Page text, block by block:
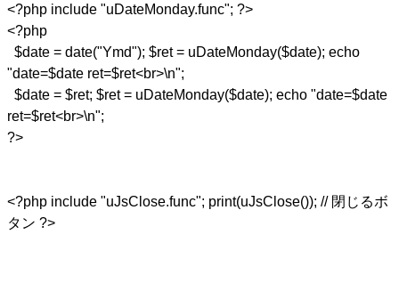
<?php include "uDateMonday.func"; ?>
<?php
$date = date("Ymd"); $ret = uDateMonday($date); echo
"date=$date ret=$ret<br>\n";
$date = $ret; $ret = uDateMonday($date); echo "date=$date
ret=$ret<br>\n";
?>
<?php include "uJsClose.func"; print(uJsClose()); // 閉じるボ
タン ?>